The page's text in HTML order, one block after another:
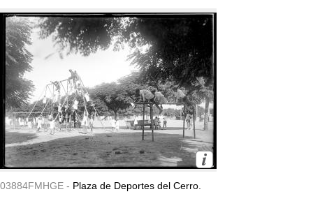
03884FMHGE - Plaza de Deportes del Cerro.